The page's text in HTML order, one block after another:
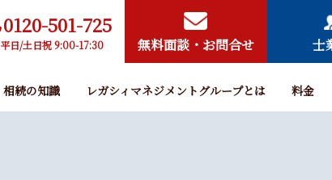
0120-501-725
平日/土日祝 9:00-17:30 無料面談・お問合せ 士
相続の知識 レガシィマネジメントグループとは 料金